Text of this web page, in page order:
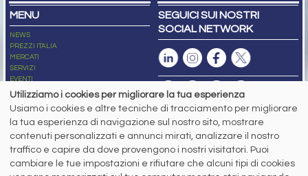
MENU
NEWS
PREZZI ITALIA
MERCATI
SERVIZI
EVENTI
ABBONAMENTI
NEWSLETTER
SEGUICI SUI NOSTRI
SOCIAL NETWORK
Capitale Sociale: 190.000€ interamente versato
Registro delle Imprese di Brescia
Codice Fiscale e Partita I.V.A.:IT03562320170
R.E.A. n. 419331
Utilizziamo i cookies per migliorare la tua esperienza
Usiamo i cookies e altre tecniche di tracciamento per migliorare
la tua esperienza di navigazione sul nostro sito, mostrare
contenuti personalizzati e annunci mirati, analizzare il nostro
traffico e capire da dove provengono i nostri visitatori. Puoi
cambiare le tue impostazioni e rifiutare che alcuni tipi di cookies